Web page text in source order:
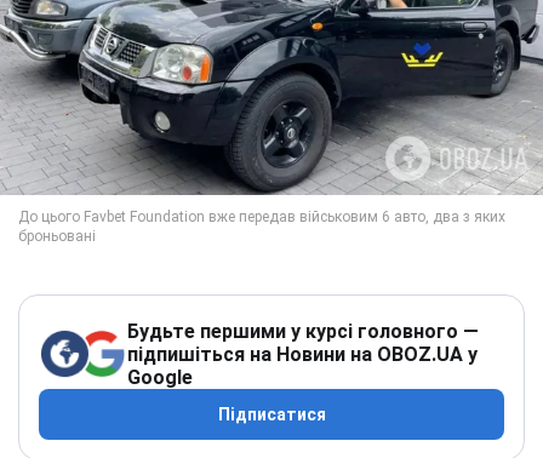
Будьте першими у курсі головного —
підпишіться на Новини на OBOZ.UA у
Google
Підписатися